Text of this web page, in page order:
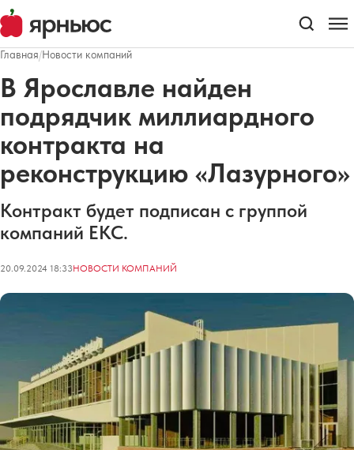
Главная/Новости компаний
В Ярославле найден
подрядчик миллиардного
контракта на
реконструкцию «Лазурного»
Контракт будет подписан с группой
компаний ЕКС.
20.09.2024 18:33НОВОСТИ КОМПАНИЙ